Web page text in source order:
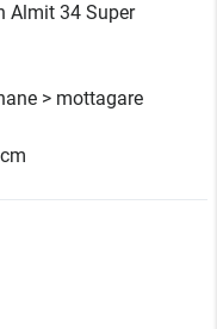
Almit 34 Super
> mottagare